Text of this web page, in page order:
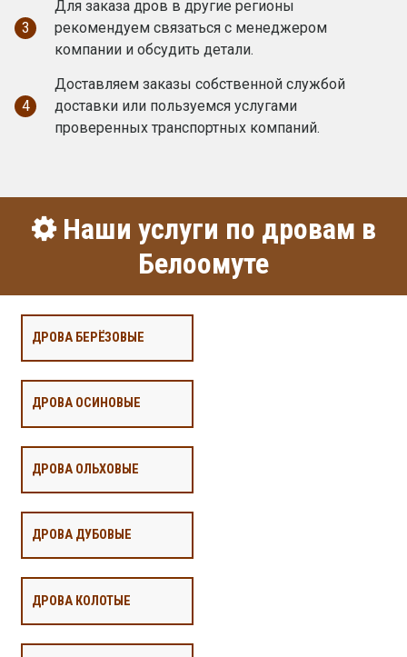
3
Для заказа дров в другие регионы
рекомендуем связаться с менеджером
компании и обсудить детали.
4
Доставляем заказы собственной службой
доставки или пользуемся услугами
проверенных транспортных компаний.
Наши услуги по дровам в
Белоомуте
ДРОВА БЕРЁЗОВЫЕ
ДРОВА ОСИНОВЫЕ
ДРОВА ОЛЬХОВЫЕ
ДРОВА ДУБОВЫЕ
ДРОВА КОЛОТЫЕ